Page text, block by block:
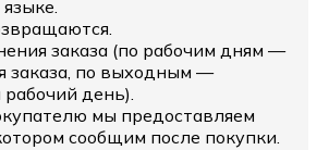
заказа (по рабочим дням —
заказа, по выходным —
день).
мы предоставляем
сообщим после покупки.